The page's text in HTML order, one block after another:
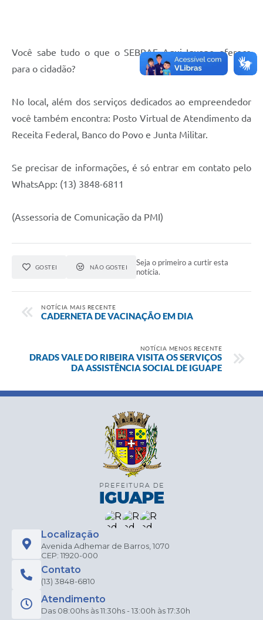
Você sabe tudo o que o SEBRAE Aqui Iguape oferece
para o cidadão?
No local, além dos serviços dedicados ao empreendedor
você também encontra: Posto Virtual de Atendimento da
Receita Federal, Banco do Povo e Junta Militar.
Se precisar de informações, é só entrar em contato pelo
WhatsApp: (13) 3848-6811
(Assessoria de Comunicação da PMI)
GOSTEI NÃO GOSTEI
Seja o primeiro a curtir esta
notícia.
NOTÍCIA MAIS RECENTE
CADERNETA DE VACINAÇÃO EM DIA
NOTÍCIA MENOS RECENTE
DRADS VALE DO RIBEIRA VISITA OS SERVIÇOS
DA ASSISTÊNCIA SOCIAL DE IGUAPE
Localização
Avenida Adhemar de Barros, 1070
CEP: 11920-000
Contato
(13) 3848-6810
Atendimento
Das 08:00hs às 11:30hs - 13:00h às 17:30h